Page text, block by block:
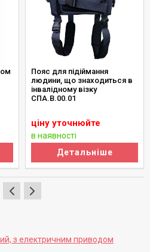
Пояс для підіймання
людини, що знаходиться в
інвалідному візку
СПА.В.00.01
ціну уточнюйте
в наявності
Детальніше
з електричним приводом